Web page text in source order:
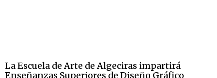
La Escuela de Arte de Algeciras impartirá
Enseñanzas Superiores de Diseño Gráfico